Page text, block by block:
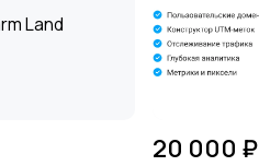
20 000 ₽